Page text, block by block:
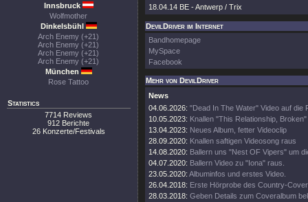
Innsbruck
Wolfmother
Dinkelsbühl
Arch Enemy (+21)
Arch Enemy (+21)
Arch Enemy (+21)
Arch Enemy (+21)
München
Rose Tattoo
Statistics
7714 Reviews
912 Berichte
26 Konzerte/Festivals
18.04.14 BE - Antwerp / Trix
DevilDriver im Internet
Bandhomepage
MySpace
Facebook
Mehr von DevilDriver
News
04.06.2026: "Dead In The Water" Video auf die
10.05.2023: Knallen "This Relationship,
13.04.2023: Neues Album, fetter Videoclip
28.09.2020: Knallen saftigen Videosong raus
14.08.2020: Ballern uns "Nest OF Vipers" um
04.07.2020: Ballern Video zu "Iona" raus.
23.05.2020: Albuminfos und erstes Video.
26.04.2018: Erste Hörprobe des Country-
28.03.2018: Geben Details zum Coveralbum